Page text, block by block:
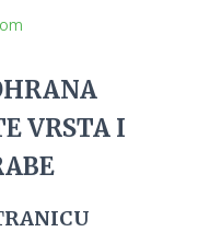
VRSTA I